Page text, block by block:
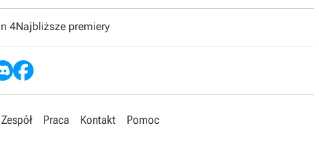
4Najbliższe premiery
Zespół Praca Kontakt Pomoc